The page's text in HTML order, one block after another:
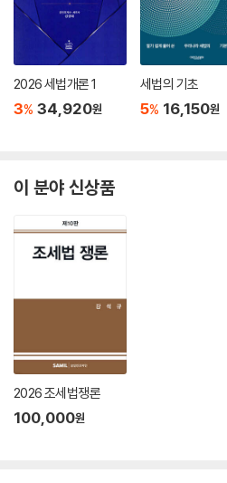
2026 세법개론 1
3% 34,920원
세법의 기초
5% 16,150원
이 분야 신상품
2026 조세법쟁론
100,000원